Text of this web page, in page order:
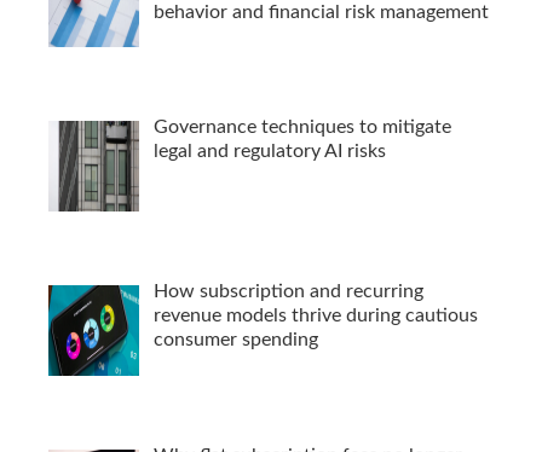
behavior and financial risk management
Governance techniques to mitigate
legal and regulatory AI risks
How subscription and recurring
revenue models thrive during cautious
consumer spending